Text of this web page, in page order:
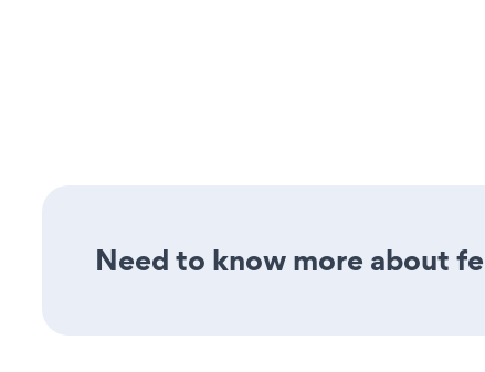
Need to know more about